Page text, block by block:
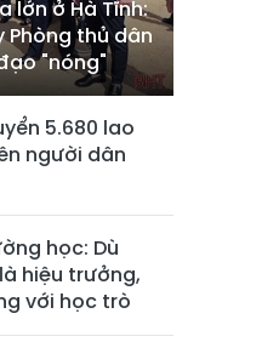
lớn ở Hà Tĩnh:
Phòng thủ dân
"nóng"
5.680 lao
người dân
học: Dù
hiệu trưởng,
với học trò